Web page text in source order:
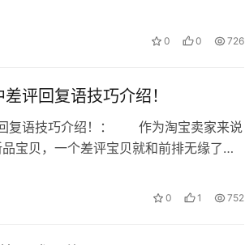
信息存储空间服务，不拥有所有权，不承担
举报，一经查实，本站将立
0 0 726
评回复语技巧介绍！
复语技巧介绍！： 作为淘宝卖家来说
宝贝，一个差评宝贝就和前排无缘了，
0 1 752